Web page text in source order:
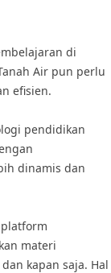
di
Air pun perlu
efisien.
pendidikan
dinamis dan
materi
kapan saja. Hal